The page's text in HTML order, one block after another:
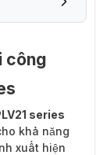
công
series
khả năng
xuất hiện